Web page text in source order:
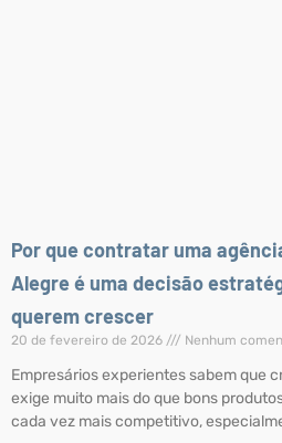
Por que contratar uma
Alegre é uma decisão
querem crescer
20 de fevereiro de 2026 Nenhum
Empresários experientes sabem que
exige muito mais do que bons
cada vez mais competitivo,